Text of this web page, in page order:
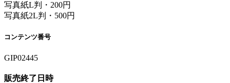
写真紙L判・200円
写真紙2L判・500円
コンテンツ番号
GIP02445
販売終了日時